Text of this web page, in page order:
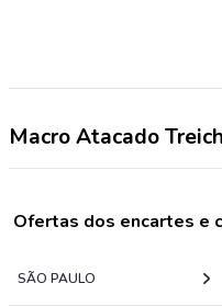
Macro Atacado
Ofertas dos encartes e
SÃO PAULO